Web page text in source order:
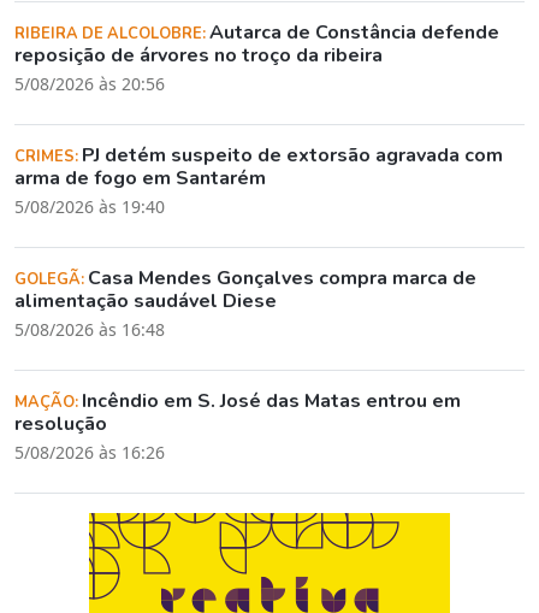
RIBEIRA DE ALCOLOBRE:Autarca de Constância defende
reposição de árvores no troço da ribeira
5/08/2026 às 20:56
CRIMES: PJ detém suspeito de extorsão agravada com
arma de fogo em Santarém
5/08/2026 às 19:40
GOLEGÃ: Casa Mendes Gonçalves compra marca de
alimentação saudável Diese
5/08/2026 às 16:48
MAÇÃO: Incêndio em S. José das Matas entrou em
resolução
5/08/2026 às 16:26